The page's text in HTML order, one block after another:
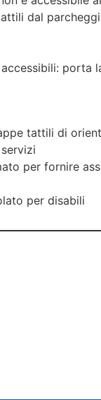
dal
porta
tattili di
per fornire
per disabili